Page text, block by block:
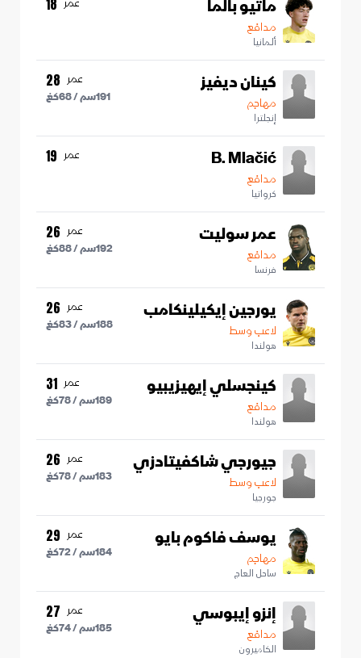
ماتيو بالما
مدافع
ألمانيا
18
كينان ديفيز
مهاجم
إنجلترا
عمر 28
191سم /68كغ
B. Mlačić
مدافع
كرواتيا
عمر 19
عمر سوليت
مدافع
فرنسا
عمر 26
192سم /88كغ
يورجين إيكيلينكامب
لاعب وسط
هولندا
عمر 26
188سم /83كغ
كينجسلي إيهيزيبيو
مدافع
هولندا
عمر 31
189سم /78كغ
جيورجي شاكفيتادزي
لاعب وسط
جورجيا
عمر 26
183سم /78كغ
يوسف فاكوم بايو
مهاجم
ساحل العاج
عمر 29
184سم /72كغ
إنزو إيبوسي
مدافع
الكاميرون
عمر 27
185سم /74كغ